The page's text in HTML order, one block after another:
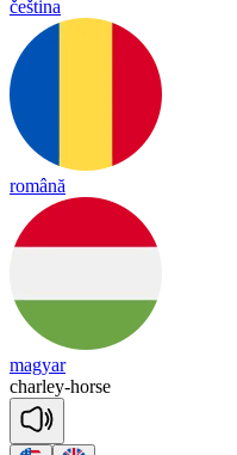
čeština
română
magyar
charley-horse